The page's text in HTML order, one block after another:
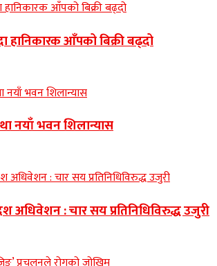
हानिकारक आँपको बिक्री बढ्दो
नयाँ भवन शिलान्यास
अधिवेशन : चार सय प्रतिनिधिविरुद्ध उजुरी